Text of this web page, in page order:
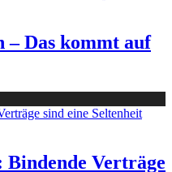
– Das kommt auf
Verträge